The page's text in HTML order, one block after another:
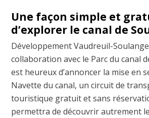
Une façon simple et
d’explorer le canal de
Développement Vaudreuil-
collaboration avec le Parc du canal
est heureux d’annoncer la mise en
Navette du canal, un circuit de
touristique gratuit et sans
permettra de découvrir autrement